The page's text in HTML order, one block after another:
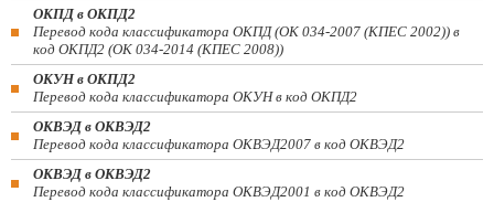
ОКПД в ОКПД2
Перевод кода классификатора ОКПД (ОК 034-2007 (КПЕС 2002)) в
код ОКПД2 (ОК 034-2014 (КПЕС 2008))
ОКУН в ОКПД2
Перевод кода классификатора ОКУН в код ОКПД2
ОКВЭД в ОКВЭД2
Перевод кода классификатора ОКВЭД2007 в код ОКВЭД2
ОКВЭД в ОКВЭД2
Перевод кода классификатора ОКВЭД2001 в код ОКВЭД2